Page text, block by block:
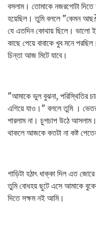
বসলাম। তোমাকে নজরগোটা দিতে
হয়েছিল। তুমি বললে "কেমন
যে এতদিন কোথায় ছিলে। ভালো
কাছে পেয়ে বাবাকে খুব মনে
চিন্তা আজ মিটে যাবে।
"আমাকে ভুল বুঝনা, পরিস্থিতির
এগিয়ে যাও।" বললে তুমি ।
পারলাম না। চুপচাপ উঠে আসলাম।
থাকলে আজকে কতটা না কষ্ট
গাড়িটা হঠাৎ ধাক্কা দিল এত
তুমি বোধহয় ছুটে এসে আমাকে
দিতে সক্ষম নই আমি।